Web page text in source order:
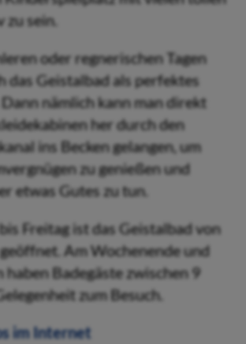
zu sein.
oder regnerischen Tagen
das Geistalbad als perfektes
nämlich kann man direkt
her durch den
ins Becken gelangen, um
zu genießen und
etwas Gutes zu tun.
Freitag ist das Geistalbad von
Am Wochenende und
haben Badegäste zwischen 9
zum Besuch.
im Internet